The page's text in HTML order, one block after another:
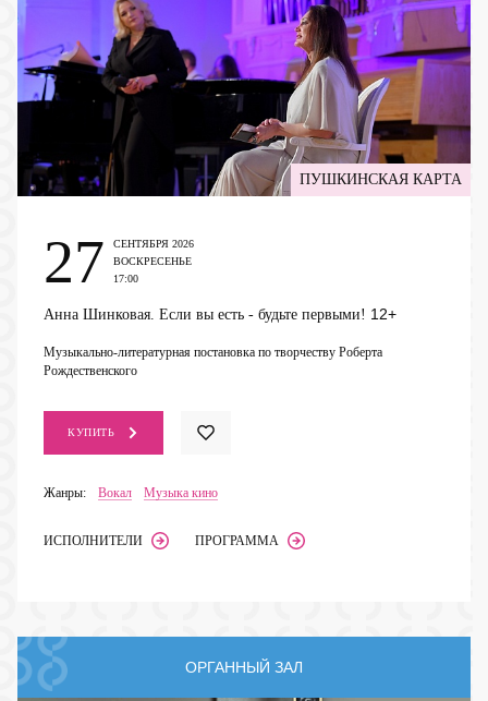
27
СЕНТЯБРЯ 2026
ВОСКРЕСЕНЬЕ
17:00
КУПИТЬ
Анна Шинковая. Если вы есть - будьте первыми! 12+
Музыкально-литературная постановка по творчеству Роберта
Рождественского
Жанры: Вокал Музыка кино
ИСПОЛНИТЕЛИ ПРОГРАММА
ПУШКИНСКАЯ КАРТА
ОРГАННЫЙ ЗАЛ